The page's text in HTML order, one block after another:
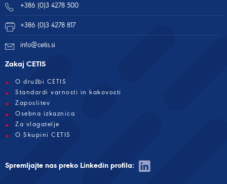
+386 (0)3 4278 500
+386 (0)3 4278 817
info@cetis.si
Zakaj CETIS
O družbi CETIS
Standardi varnosti in kakovosti
Zaposlitev
Osebna izkaznica
Za vlagatelje
O Skupini CETIS
Spremljajte nas preko Linkedin profila: